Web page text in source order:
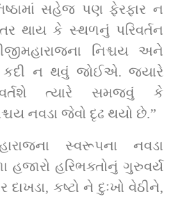
સહેજ પણ ફેરફાર ન
થાય કે સ્થળનું પરિવર્તન
નિશ્ચય અને
કદી ન થવું જોઈએ. જ્યારે
ત્યારે સમજવું કે
નવડા જેવો દૃઢ થયો છે.”
સ્વરૂપના નવડા
હજારો હરિભક્તોનું ગુરુવર્ય
કષ્ટો ને દુઃખો વેઠીને,